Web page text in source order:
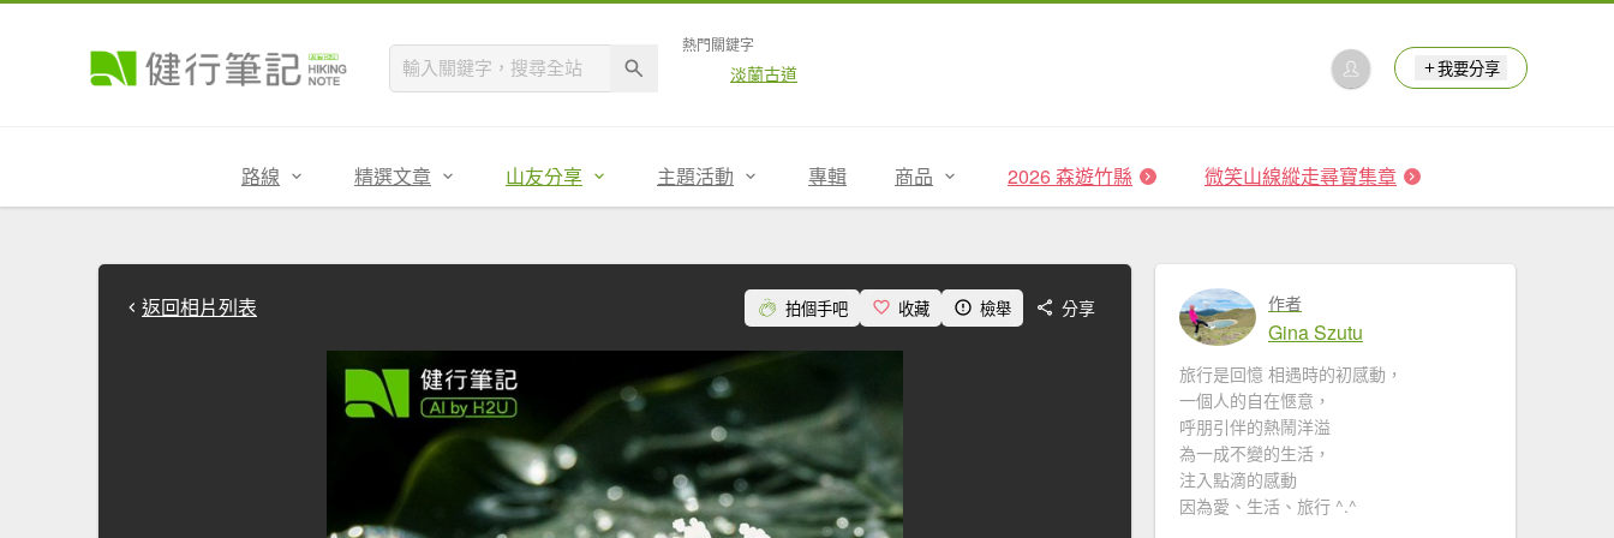
熱門關鍵字
淡蘭古道 我要分享
路線 精選文章 山友分享 主題活動 專輯 商品 2026 森遊竹縣 微笑山線縱走尋寶集章
返回相片列表 拍個手吧 收藏 檢舉 分享 作者
Gina Szutu
旅行是回憶 相遇時的初感動，
一個人的自在愜意，
呼朋引伴的熱鬧洋溢
為一成不變的生活，
注入點滴的感動
因為愛、生活、旅行 ^.^